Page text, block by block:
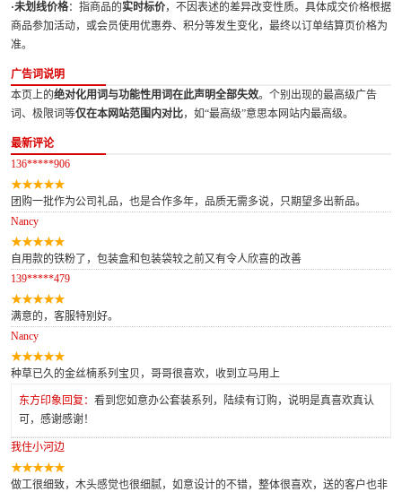
·未划线价格：指商品的实时标价，不因表述的差异改变性质。具体成交价格根据
商品参加活动，或会员使用优惠券、积分等发生变化，最终以订单结算页价格为
准。
广告词说明
本页上的绝对化用词与功能性用词在此声明全部失效。个别出现的最高级广告
词、极限词等仅在本网站范围内对比，如“最高级”意思本网站内最高级。
最新评论
136*****906
团购一批作为公司礼品，也是合作多年，品质无需多说，只期望多出新品。
Nancy
自用款的铁粉了，包装盒和包装袋较之前又有令人欣喜的改善
139*****479
满意的，客服特别好。
Nancy
种草已久的金丝楠系列宝贝，哥哥很喜欢，收到立马用上
东方印象回复： 看到您如意办公套装系列，陆续有订购，说明是真喜欢真认
可，感谢感谢！
我住小河边
做工很细致，木头感觉也很细腻，如意设计的不错，整体很喜欢，送的客户也非